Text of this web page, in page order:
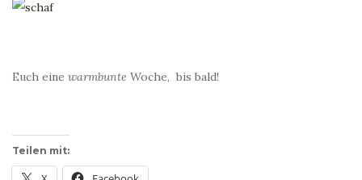
Euch eine warmbunte Woche, bis bald!
Teilen mit: